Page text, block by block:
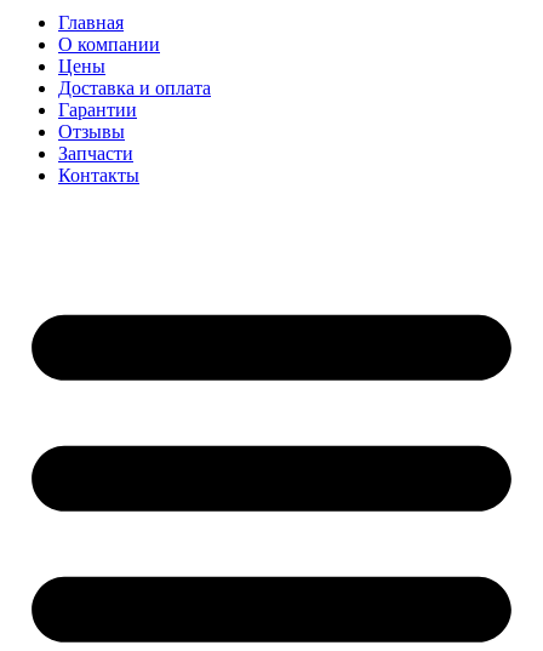
Главная
О компании
Цены
Доставка и оплата
Гарантии
Отзывы
Запчасти
Контакты